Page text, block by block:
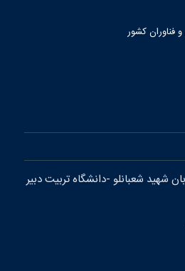
فناوران كشور
شهيد شعبانلو -دانشگاه تربيت دبير